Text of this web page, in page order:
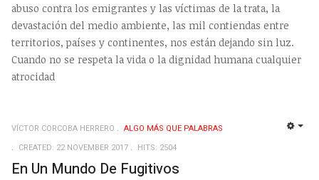
abuso contra los emigrantes y las víctimas de la trata, la
devastación del medio ambiente, las mil contiendas entre
territorios, países y continentes, nos están dejando sin luz.
Cuando no se respeta la vida o la dignidad humana cualquier
atrocidad
VÍCTOR CORCOBA HERRERO
ALGO MÁS QUE PALABRAS
CREATED: 22 NOVEMBER 2017
HITS: 2504
En Un Mundo De Fugitivos